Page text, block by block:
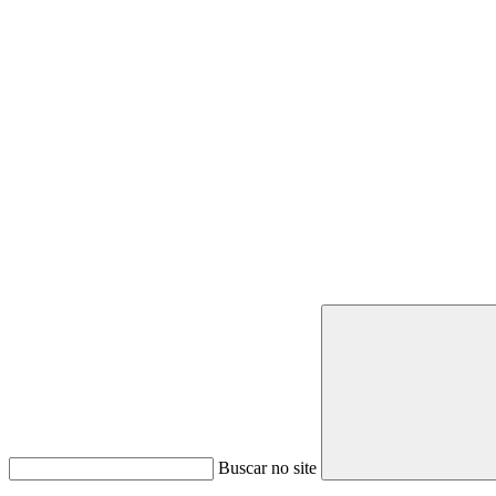
Buscar no site